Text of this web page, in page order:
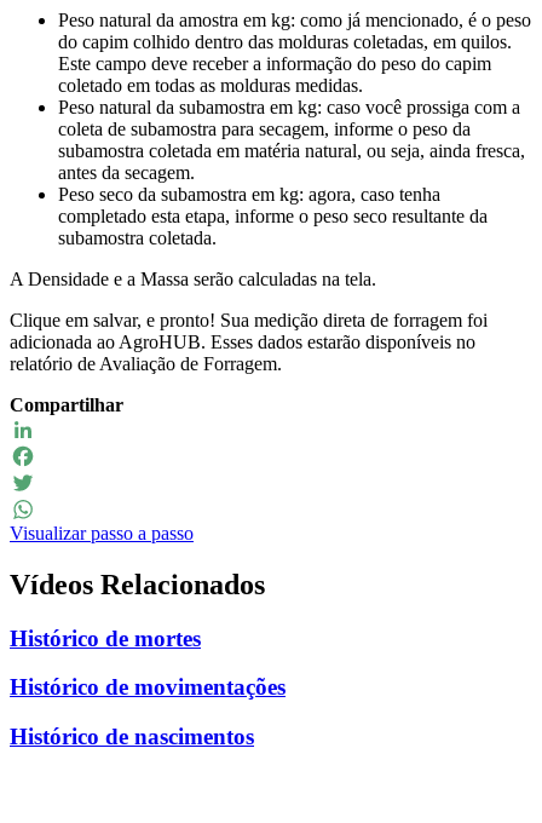
Peso natural da amostra em kg: como já mencionado, é o peso
do capim colhido dentro das molduras coletadas, em quilos.
Este campo deve receber a informação do peso do capim
coletado em todas as molduras medidas.
Peso natural da subamostra em kg: caso você prossiga com a
coleta de subamostra para secagem, informe o peso da
subamostra coletada em matéria natural, ou seja, ainda fresca,
antes da secagem.
Peso seco da subamostra em kg: agora, caso tenha
completado esta etapa, informe o peso seco resultante da
subamostra coletada.
A Densidade e a Massa serão calculadas na tela.
Clique em salvar, e pronto! Sua medição direta de forragem foi
adicionada ao AgroHUB. Esses dados estarão disponíveis no
relatório de Avaliação de Forragem.
Compartilhar
LinkedIn
Facebook
Twitter
WhatsApp
Visualizar passo a passo
Vídeos Relacionados
Histórico de mortes
Histórico de movimentações
Histórico de nascimentos